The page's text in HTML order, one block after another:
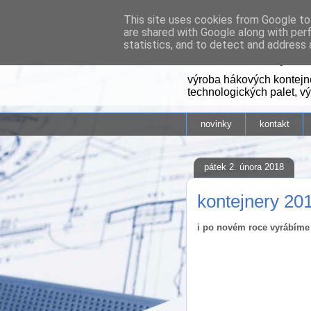
hákové
výroba hákových
technologických palet,
novinky kontakt
pátek 2. února 2018
kontejnery
i po novém roce
This site uses cookies from Google
are shared with Google along with
statistics, and to detect and address